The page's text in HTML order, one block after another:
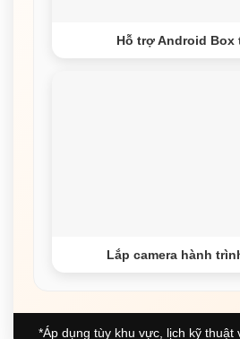
Hỗ trợ Android Box
Lắp camera hành
*Áp dụng tùy khu vực, lịch kỹ thuật